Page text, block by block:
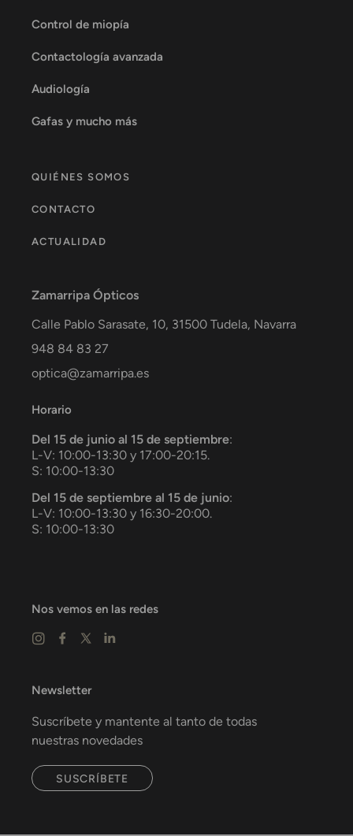
Control de miopía
Contactología avanzada
Audiología
Gafas y mucho más
QUIÉNES SOMOS
CONTACTO
ACTUALIDAD
Zamarripa Ópticos
Calle Pablo Sarasate, 10, 31500 Tudela, Navarra
948 84 83 27
optica@zamarripa.es
Horario
Del 15 de junio al 15 de septiembre:
L-V: 10:00-13:30 y 17:00-20:15.
S: 10:00-13:30
Del 15 de septiembre al 15 de junio:
L-V: 10:00-13:30 y 16:30-20:00.
S: 10:00-13:30
Nos vemos en las redes
Newsletter
Suscríbete y mantente al tanto de todas
nuestras novedades
SUSCRÍBETE